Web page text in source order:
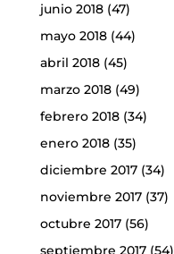
junio 2018(47)
mayo 2018(44)
abril 2018(45)
marzo 2018(49)
febrero 2018(34)
enero 2018(35)
diciembre 2017(34)
noviembre 2017(37)
octubre 2017(56)
septiembre 2017(54)